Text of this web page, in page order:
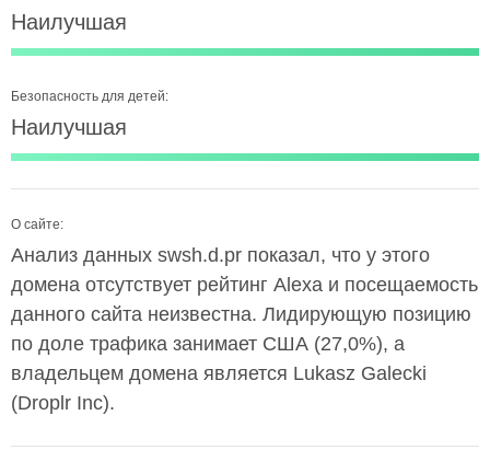
Наилучшая
Безопасность для детей:
Наилучшая
О сайте:
Анализ данных swsh.d.pr показал, что у этого
домена отсутствует рейтинг Alexa и посещаемость
данного сайта неизвестна. Лидирующую позицию
по доле трафика занимает США (27,0%), а
владельцем домена является Lukasz Galecki
(Droplr Inc).